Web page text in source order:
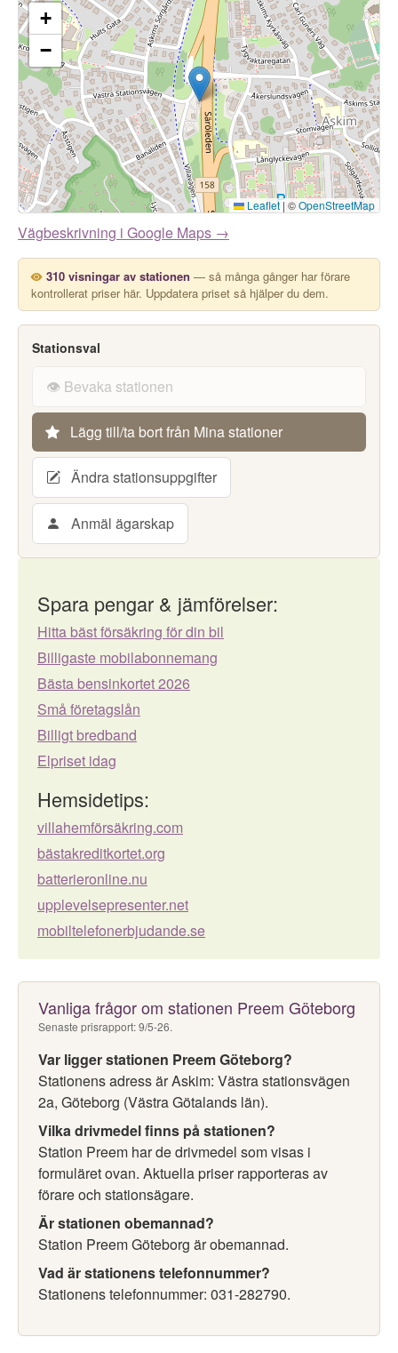
+
−
Leaflet| ©OpenStreetMap
Vägbeskrivning i Google Maps →
310 visningar av stationen — så många gånger har förare
kontrollerat priser här. Uppdatera priset så hjälper du dem.
Stationsval
👁️ Bevaka stationen
Lägg till/ta bort från Mina stationer
Ändra stationsuppgifter
Anmäl ägarskap
Spara pengar & jämförelser:
Hitta bäst försäkring för din bil
Billigaste mobilabonnemang
Bästa bensinkortet 2026
Små företagslån
Billigt bredband
Elpriset idag
Hemsidetips:
villahemförsäkring.com
bästakreditkortet.org
batterieronline.nu
upplevelsepresenter.net
mobiltelefonerbjudande.se
Vanliga frågor om stationen Preem Göteborg
Senaste prisrapport: 9/5-26.
Var ligger stationen Preem Göteborg?
Stationens adress är Askim: Västra stationsvägen
2a, Göteborg (Västra Götalands län).
Vilka drivmedel finns på stationen?
Station Preem har de drivmedel som visas i
formuläret ovan. Aktuella priser rapporteras av
förare och stationsägare.
Är stationen obemannad?
Station Preem Göteborg är obemannad.
Vad är stationens telefonnummer?
Stationens telefonnummer: 031-282790.